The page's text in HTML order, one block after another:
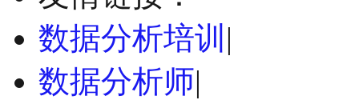
数据分析培训 |
数据分析师|